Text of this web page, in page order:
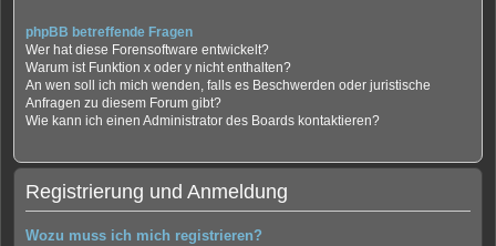
phpBB betreffende Fragen
Wer hat diese Forensoftware entwickelt?
Warum ist Funktion x oder y nicht enthalten?
An wen soll ich mich wenden, falls es Beschwerden oder juristische
Anfragen zu diesem Forum gibt?
Wie kann ich einen Administrator des Boards kontaktieren?
Registrierung und Anmeldung
Wozu muss ich mich registrieren?